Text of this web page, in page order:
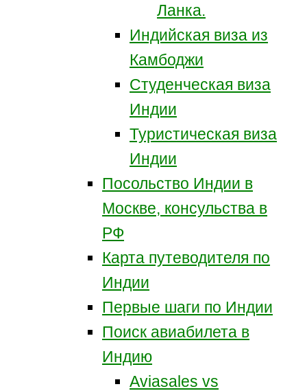
Ланка.
Индийская виза из
Камбоджи
Студенческая виза
Индии
Туристическая виза
Индии
Посольство Индии в
Москве, консульства в
РФ
Карта путеводителя по
Индии
Первые шаги по Индии
Поиск авиабилета в
Индию
Aviasales vs